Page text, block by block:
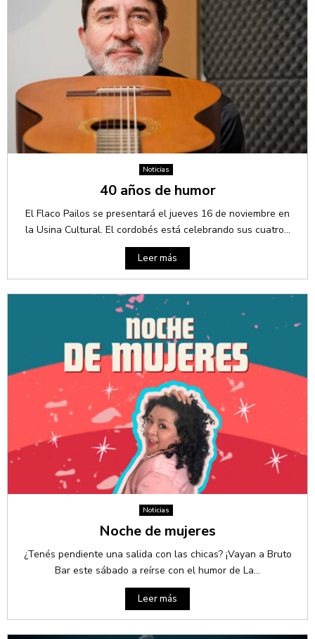
Noticias
40 años de humor
El Flaco Pailos se presentará el jueves 16 de noviembre en
la Usina Cultural. El cordobés está celebrando sus cuatro...
Leer más
Noticias
Noche de mujeres
¿Tenés pendiente una salida con las chicas? ¡Vayan a Bruto
Bar este sábado a reírse con el humor de La...
Leer más